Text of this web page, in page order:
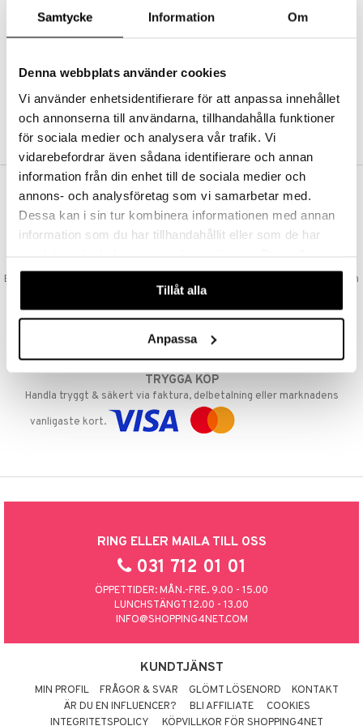
Samtycke Information Om
Denna webbplats använder cookies
Vi använder enhetsidentifierare för att anpassa innehållet
och annonserna till användarna, tillhandahålla funktioner
för sociala medier och analysera vår trafik. Vi
vidarebefordrar även sådana identifierare och annan
information från din enhet till de sociala medier och
annons- och analysföretag som vi samarbetar med.
Dessa kan i sin tur kombinera informationen med annan
information som du har tillhandahållit eller som de har
våra cookies vid fortsatt användande av vår webbplats.
Tillåt alla
Anpassa
Abonnemang
Bevaka produkter
Recensera produkter
SKAPA KUND
VAD KOSTAR FRAKTEN?
Vi erbjuder fri frakt från 350 kr. Vår gräns för fraktfri leverans bestäms
utifån vilken avdelning du handlar från. Läs mer här »
Beställningar lagda före 14:00 (gäller varor i lager) skickas normalt ut från
oss samma dag.
GODKÄND AV LÄKEMEDELSVERKET
EU-logotypen är symbolen som visar att vi är godkända av
TRYGGA KÖP
Handla tryggt & säkert via faktura, delbetalning eller marknadens
vanligaste kort.
RING ELLER MAILA TILL OSS
031 712 01 01
ÖPPETTIDER: MÅN.-FRE. 9.00 - 15.00
LUNCHSTÄNGT 12.00 - 13.00
INFO@SHOPPING4NET.COM
KUNDTJÄNST
MIN PROFIL FRÅGOR & SVAR GLÖMT LÖSENORD
KONTAKT
ÄR DU EN INFLUENCER?
BLI AFFILIATE
COOKIES
INTEGRITETSPOLICY
KÖPVILLKOR FÖR SHOPPING4NET